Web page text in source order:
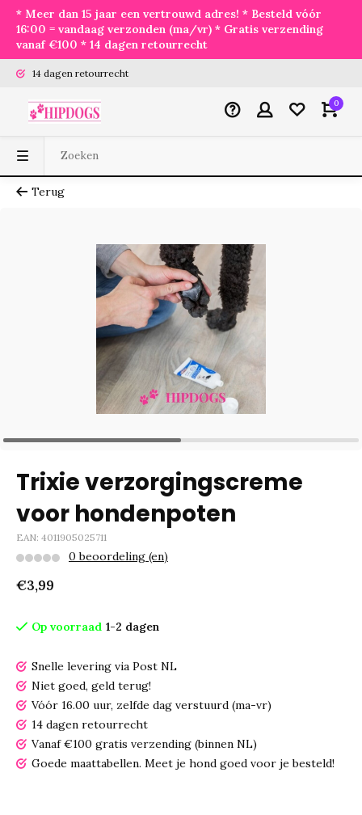
* Meer dan 15 jaar een vertrouwd adres! * Besteld vóór
16:00 = vandaag verzonden (ma/vr) * Gratis verzending
vanaf €100 * 14 dagen retourrecht
14 dagen retourrecht
0
Terug
Trixie verzorgingscreme
voor hondenpoten
EAN: 4011905025711
0 beoordeling (en)
€3,99
Op voorraad 1-2 dagen
Snelle levering via Post NL
Niet goed, geld terug!
Vóór 16.00 uur, zelfde dag verstuurd (ma-vr)
14 dagen retourrecht
Vanaf €100 gratis verzending (binnen NL)
Goede maattabellen. Meet je hond goed voor je besteld!